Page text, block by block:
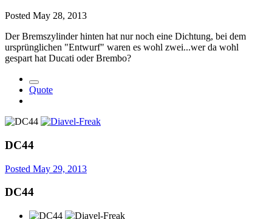
Posted May 28, 2013
Der Bremszylinder hinten hat nur noch eine Dichtung, bei dem
ursprünglichen "Entwurf" waren es wohl zwei...wer da wohl
gespart hat Ducati oder Brembo?
Quote
DC44
Posted May 29, 2013
DC44